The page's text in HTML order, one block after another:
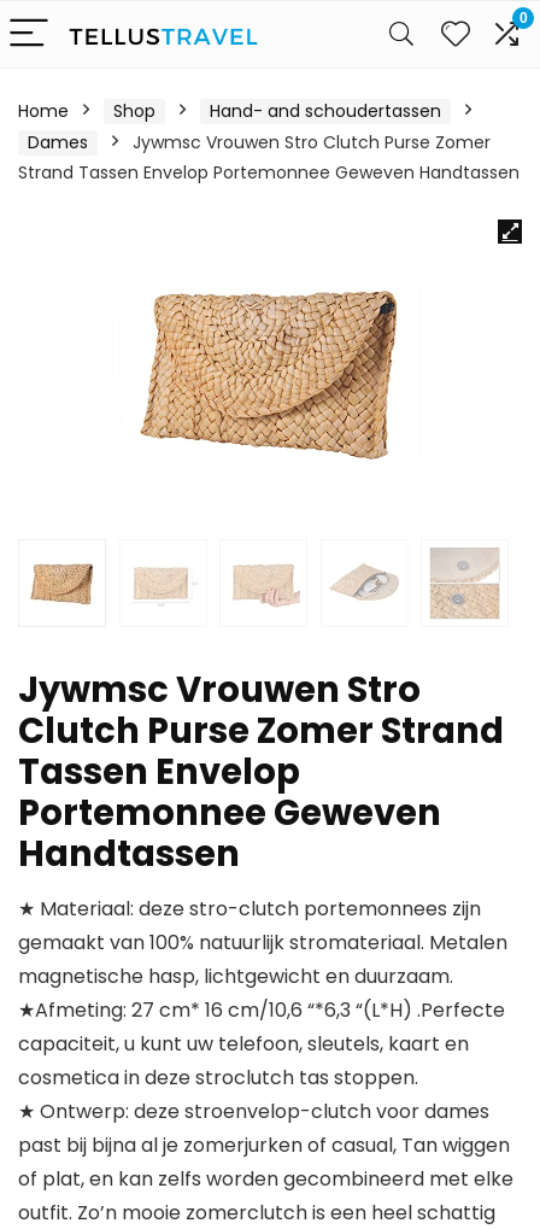
0
Home Shop
Hand- and schoudertassen
Dames
Jywmsc Vrouwen Stro Clutch Purse Zomer
Strand Tassen Envelop Portemonnee Geweven Handtassen
Jywmsc Vrouwen Stro
Clutch Purse Zomer Strand
Tassen Envelop
Portemonnee Geweven
Handtassen
★ Materiaal: deze stro-clutch portemonnees zijn
gemaakt van 100% natuurlijk stromateriaal. Metalen
magnetische hasp, lichtgewicht en duurzaam.
★Afmeting: 27 cm* 16 cm/10,6 “*6,3 “(L*H) .Perfecte
capaciteit, u kunt uw telefoon, sleutels, kaart en
cosmetica in deze stroclutch tas stoppen.
★ Ontwerp: deze stroenvelop-clutch voor dames
past bij bijna al je zomerjurken of casual, Tan wiggen
of plat, en kan zelfs worden gecombineerd met elke
outfit. Zo’n mooie zomerclutch is een heel schattig